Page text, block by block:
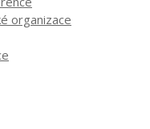
organizace